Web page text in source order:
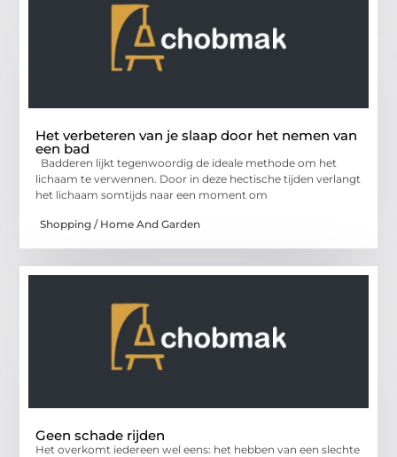
Het verbeteren van je slaap door het nemen van
een bad
Badderen lijkt tegenwoordig de ideale methode om het
lichaam te verwennen. Door in deze hectische tijden verlangt
het lichaam somtijds naar een moment om
Shopping / Home And Garden
Geen schade rijden
Het overkomt iedereen wel eens: het hebben van een slechte